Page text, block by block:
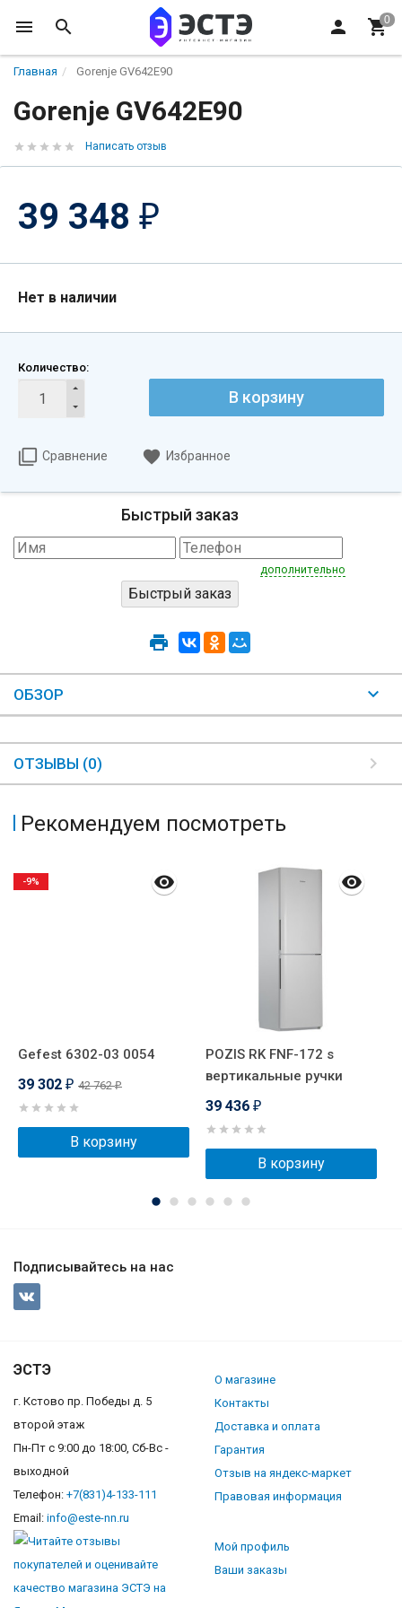
Главная Gorenje GV642E90
Gorenje GV642E90
Написать отзыв
39 348 ₽
Нет в наличии
Количество:
В корзину
Сравнение Избранное
Быстрый заказ
дополнительно
ОБЗОР
ОТЗЫВЫ (0)
Рекомендуем посмотреть
Gefest 6302-03 0054
39 302 ₽ 42 762₽
В корзину
-9%
POZIS RK FNF-172 s
вертикальные ручки
39 436 ₽
В корзину
Подписывайтесь на нас
ЭСТЭ
г. Кстово пр. Победы д. 5
второй этаж
Пн-Пт с 9:00 до 18:00, Сб-Вс -
выходной
Телефон: +7(831)4-133-111
Email: info@este-nn.ru
О магазине
Контакты
Доставка и оплата
Гарантия
Отзыв на яндекс-маркет
Правовая информация
Мой профиль
Ваши заказы